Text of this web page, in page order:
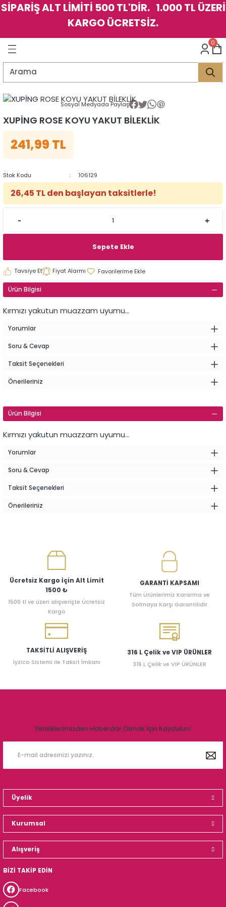
SİPARİŞ ALT LİMİTİ 500 TL'DİR. 1.000 TL ÜZERİ
KARGO ÜCRETSİZ.
Geri Dön
Geri Dön
Geri Dön
Geri Dön
Geri Dön
Geri Dön
0
Sosyal Medyada Paylaş
XUPİNG ROSE KOYU YAKUT BİLEKLİK
241,99 TL
Stok Kodu 106129
26,45 TL den başlayan taksitlerle!
Sepete Ekle
Tavsiye Et Fiyat Alarmı
Ürün Bilgisi
Kırmızı yakutun muazzam uyumu...
Yorumlar
Soru & Cevap
Taksit Seçenekleri
Önerileriniz
Ürün Bilgisi
Kırmızı yakutun muazzam uyumu...
Yorumlar
Soru & Cevap
Taksit Seçenekleri
Önerileriniz
Ücretsiz Kargo İçin Alt Limit
1500 ₺
1500 tl ve üzeri alışverişte Ücretsiz
Kargo
GARANTİ KAPSAMI
Tüm Ürünlerimiz Kararma ve
Solmaya Karşı Garantilidir
TAKSİTLİ ALIŞVERİŞ
İyzico Sistemi ile Taksit İmkanı
316 L Çelik ve VIP ÜRÜNLER
316 L Çelik ve VIP ÜRÜNLER
Yeniliklerimizden Haberdar Olmak İçin Kaydulun!
Üyelik
Kurumsal
Alışveriş
BİZİ TAKİP EDİN
Facebook
Geri Dön
Geri Dön
Geri Dön
Geri Dön
Geri Dön
Geri Dön